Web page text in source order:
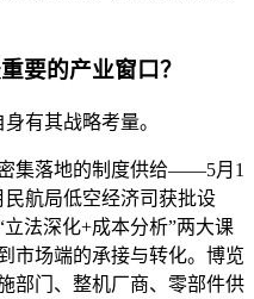
要的产业窗口？
有其战略考量。
集落地的制度供给——5月1
民航局低空经济司获批设
法深化+成本分析”两大课
市场端的承接与转化。博览
部门、整机厂商、零部件供